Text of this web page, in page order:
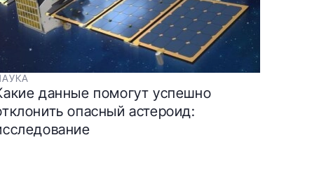
данные помогут успешно
опасный астероид: